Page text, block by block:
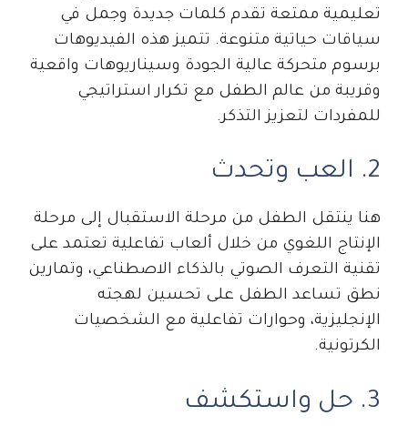
تعليمية ممتعة تقدم كلمات جديدة وجمل في
سياقات حياتية متنوعة. تتميز هذه الفيديوهات
برسوم متحركة عالية الجودة وسيناريوهات واقعية
وقريبة من عالم الطفل مع تكرار استراتيجي
للمفردات لتعزيز التذكر.
2. العب وتحدث
هنا ينتقل الطفل من مرحلة الاستقبال إلى مرحلة
الإنتاج اللغوي من خلال ألعاب تفاعلية تعتمد على
تقنية التعرف الصوتي بالذكاء الاصطناعي، وتمارين
نطق تساعد الطفل على تحسين لهجته
الإنجليزية، وحوارات تفاعلية مع الشخصيات
الكرتونية.
3. حل واستكشف